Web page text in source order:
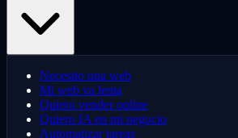
Necesito una web
Mi web va lenta
Quiero vender online
Quiero IA en mi negocio
Automatizar tareas